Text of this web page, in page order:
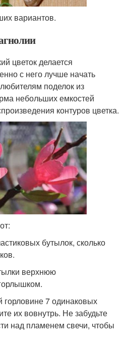
вариантов.
цветок делается
с него лучше начать
поделок из
небольших емкостей
контуров цветка.
бутылок, сколько
верхнюю
7 одинаковых
их вовнутрь. Не забудьте
над пламенем свечи, чтобы